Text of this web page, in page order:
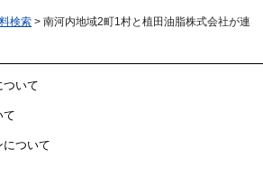
検索 > 南河内地域2町1村と植田油脂株式会社が連
ついて
て
について